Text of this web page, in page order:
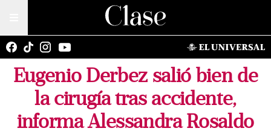
Eugenio Derbez salió bien de
la cirugía tras accidente,
informa Alessandra Rosaldo